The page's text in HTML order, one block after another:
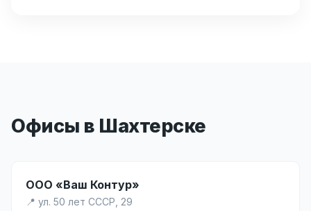
Офисы в Шахтерске
ООО «Ваш Контур»
📍 ул. 50 лет СССР, 29